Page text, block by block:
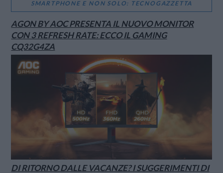
SMARTPHONE E NON SOLO: TECNOGAZZETTA
AGON BY AOC PRESENTA IL NUOVO MONITOR
CON 3 REFRESH RATE: ECCO IL GAMING
CQ32G4ZA
DI RITORNO DALLE VACANZE? I SUGGERIMENTI DI